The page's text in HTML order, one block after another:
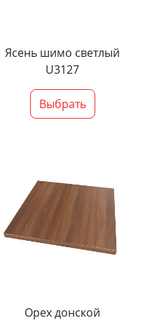
Ясень шимо светлый
U3127
Выбрать
Орех донской